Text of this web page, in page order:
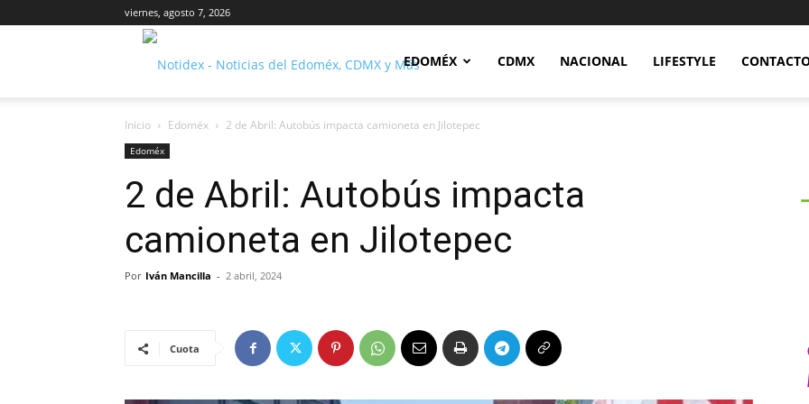
viernes, agosto 7, 2026
Notidex
EDOMÉX CDMX NACIONAL LIFESTYLE
Inicio Edoméx 2 de Abril: Autobús impacta camioneta en Jilotepec
Edoméx
2 de Abril: Autobús impacta
camioneta en Jilotepec
Por Iván Mancilla - 2 abril, 2024
Cuota